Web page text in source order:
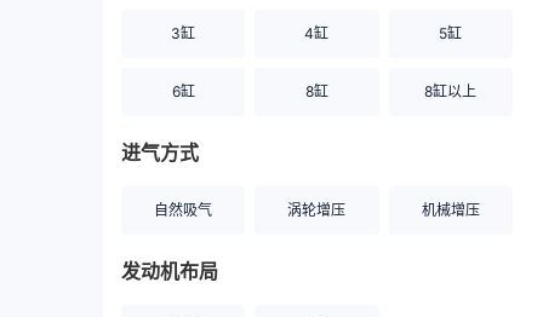
3缸 4缸 5缸
6缸 8缸 8缸以上
进气方式
自然吸气 涡轮增压 机械增压
发动机布局